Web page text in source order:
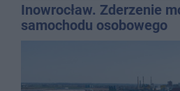
Inowrocław. Zderzenie
samochodu osobowego